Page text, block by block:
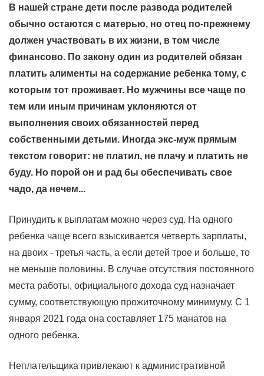
В нашей стране дети после развода родителей
обычно остаются с матерью, но отец по-прежнему
должен участвовать в их жизни, в том числе
финансово. По закону один из родителей обязан
платить алименты на содержание ребенка тому, с
которым тот проживает. Но мужчины все чаще по
тем или иным причинам уклоняются от
выполнения своих обязанностей перед
собственными детьми. Иногда экс-муж прямым
текстом говорит: не платил, не плачу и платить не
буду. Но порой он и рад бы обеспечивать свое
чадо, да нечем...
Принудить к выплатам можно через суд. На одного
ребенка чаще всего взыскивается четверть зарплаты,
на двоих - третья часть, а если детей трое и больше, то
не меньше половины. В случае отсутствия постоянного
места работы, официального дохода суд назначает
сумму, соответствующую прожиточному минимуму. С 1
января 2021 года она составляет 175 манатов на
одного ребенка.
Неплательщика привлекают к административной